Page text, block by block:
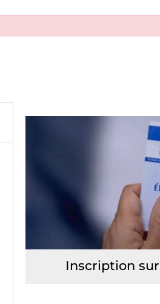
Inscription